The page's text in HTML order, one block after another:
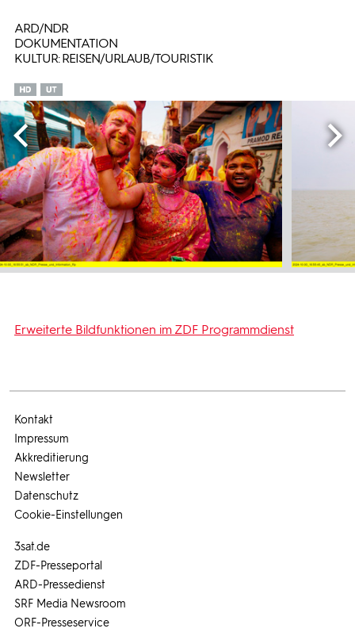
ARD/NDR
DOKUMENTATION
KULTUR: REISEN/URLAUB/TOURISTIK
Erweiterte Bildfunktionen im ZDF Programmdienst
3sat.de
ZDF-Presseportal
ARD-Pressedienst
SRF Media Newsroom
ORF-Presseservice
Kontakt
Impressum
Akkreditierung
Newsletter
Datenschutz
Cookie-Einstellungen